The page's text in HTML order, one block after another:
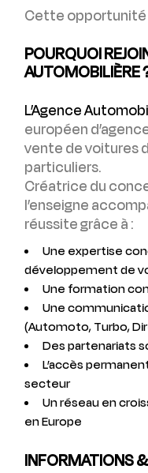
Cette opportunité
POURQUOI
AUTOMOBILIÈRE
L’Agence
européen
vente de voitures
particuliers.
Créatrice du
l’enseigne
réussite grâce à :
Une expertise
développement de
Une formation
Une
(Automoto, Turbo,
Des partenariats
L’accès
secteur
Un réseau en
en Europe
INFORMATIONS